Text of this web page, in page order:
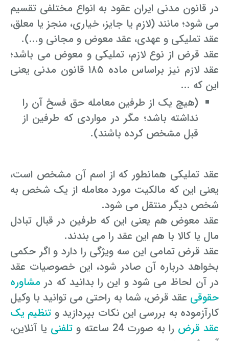
در قانون مدنی ایران عقود به انواع مختلفی تقسیم
می شود؛ مانند (لازم یا جایز، خیاری، منجز یا معلق،
عقد تملیکی و عهدی، عقد معوض و مجانی و...).
عقد قرض از نوع لازم، تملیکی و معوض می باشد؛
عقد لازم نیز براساس ماده ۱۸۵ قانون مدنی یعنی
این که ...
(هیچ یک از طرفین معامله حق فسخ آن را
نداشته باشد؛ مگر در مواردی که طرفین از
قبل مشخص کرده باشند).
عقد تملیکی همانطور که از اسم آن مشخص است،
یعنی این که مالکیت مورد معامله از یک شخص به
شخص دیگر منتقل می شود.
عقد معوض هم یعنی این که طرفین در قبال تبادل
مال یا کالا با هم این عقد را می بندند.
عقد قرض تمامی این سه ویژگی را دارد و اگر حکمی
بخواهد درباره آن صادر شود، این خصوصیات عقد
در آن لحاظ می شود و این را بدانید که در مشاوره
حقوقی عقد قرض، شما به راحتی می توانید با وکیل
کارآزموده به بررسی این نکات بپردازید و تنظیم یک
عقد قرض را به صورت 24 ساعته و تلفنی یا آنلاین،